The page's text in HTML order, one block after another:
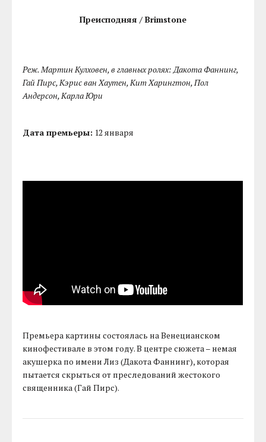
Преисподняя / Brimstone
Реж. Мартин Кулховен, в главных ролях: Дакота Фаннинг,
Гай Пирс, Кэрис ван Хаутен, Кит Харингтон, Пол
Андерсон, Карла Юри
Дата премьеры: 12 января
Премьера картины состоялась на Венецианском
кинофестивале в этом году. В центре сюжета – немая
акушерка по имени Лиз (Дакота Фаннинг), которая
пытается скрыться от преследований жестокого
священника (Гай Пирс).